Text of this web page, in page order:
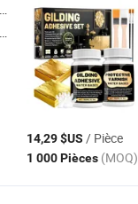
14,29 $US / Pièce
1 000 Pièces (MOQ)